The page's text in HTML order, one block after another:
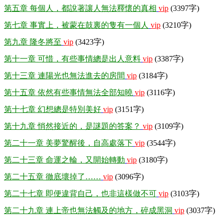
第五章 每個人，都說著讓人無法釋懷的真相 vip (3397字)
第七章 事實上，被蒙在鼓裏的隻有一個人 vip (3210字)
第九章 隆冬將至 vip (3423字)
第十一章 可惜，有些事情總是出人意料 vip (3387字)
第十三章 連陽光也無法進去的房間 vip (3184字)
第十五章 依然有些事情無法全部知曉 vip (3116字)
第十七章 幻想總是特別美好 vip (3151字)
第十九章 悄然接近的，是謎題的答案？ vip (3109字)
第二十一章 美夢驚醒後，自高處落下 vip (3544字)
第二十三章 命運之輪，又開始轉動 vip (3180字)
第二十五章 徹底壞掉了…… vip (3096字)
第二十七章 即便違背自己，也非這樣做不可 vip (3103字)
第二十九章 連上帝也無法觸及的地方，碎成黑洞 vip (3037字)